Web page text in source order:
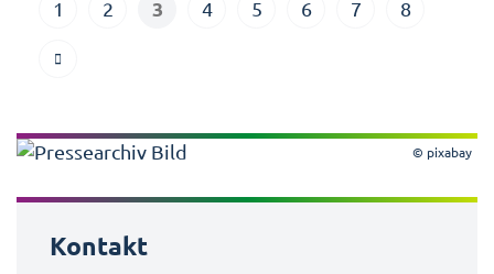
1 2 3 4 5 6 7 8
© pixabay
Kontakt